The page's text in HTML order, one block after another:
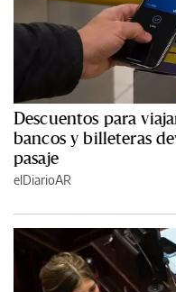
Descuentos para
bancos y billeteras
pasaje
elDiarioAR